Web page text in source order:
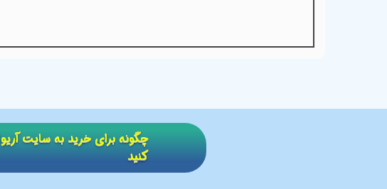
​​چگونه برای خرید به سایت
کنید